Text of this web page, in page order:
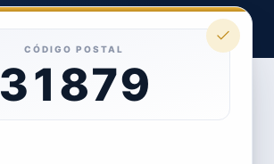
CÓDIGO POSTAL
31879